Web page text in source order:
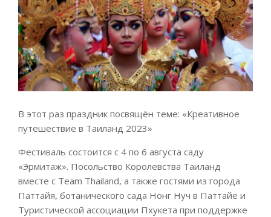
В этот раз праздник посвящён теме: «Креативное
путешествие в Таиланд 2023»
Фестиваль состоится с 4 по 6 августа саду
«Эрмитаж». Посольство Королевства Таиланд
вместе с Team Thailand, а также гостями из города
Паттайя, ботанического сада Нонг Нуч в Паттайе и
Туристической ассоциации Пхукета при поддержке